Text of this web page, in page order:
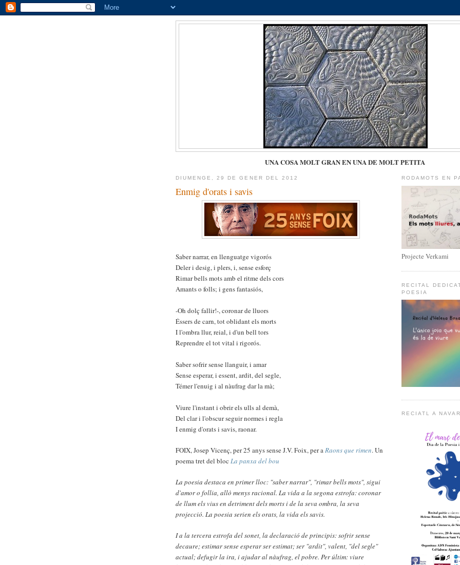
UNA COSA MOLT GRAN EN UNA DE MOLT PETITA
DIUMENGE, 29 DE GENER DEL 2012
Enmig d'orats i savis
Saber narrar, en llenguatge vigorós
Deler i desig, i plers, i, sense esforç
Rimar bells mots amb el ritme dels cors
Amants o folls; i gens fantasiós,
-Oh dolç fallir!-, coronar de lluors
Éssers de carn, tot oblidant els morts
I l'ombra llur, reial, i d'un bell tors
Reprendre el tot vital i rigorós.
Saber sofrir sense llanguir, i amar
Sense esperar, i essent, ardit, del segle,
Témer l'enuig i al nàufrag dar la mà;
Viure l'instant i obrir els ulls al demà,
Del clar i l'obscur seguir normes i regla
I enmig d'orats i savis, raonar.
FOIX, Josep Vicenç, per 25 anys sense J.V. Foix, per aRaons que rimen. Un
poema tret del bloc La panxa del bou
La poesia destaca en primer lloc: "saber narrar", "rimar bells mots", sigui
d'amor o follia, allò menys racional. La vida a la segona estrofa: coronar
de llum els vius en detriment dels morts i de la seva ombra, la seva
projecció. La poesia serien els orats, la vida els savis.
I a la tercera estrofa del sonet, la declaració de principis: sofrir sense
decaure; estimar sense esperar ser estimat; ser "ardit", valent, "del segle"
actual; defugir la ira, i ajudar al nàufrag, el pobre. Per últim: viure
RODAMOTS EN
Projecte Verkami
RECITAL
POESIA
RECIATL A